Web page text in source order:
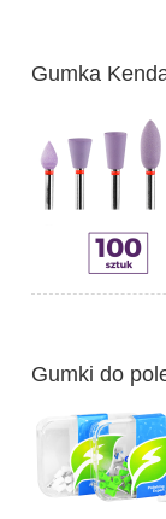
Gumka
Gumki do